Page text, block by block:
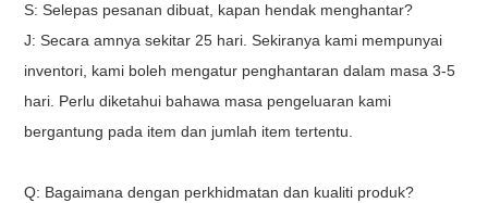
S: Selepas pesanan dibuat, kapan hendak menghantar?
J: Secara amnya sekitar 25 hari. Sekiranya kami mempunyai
inventori, kami boleh mengatur penghantaran dalam masa 3-5
hari. Perlu diketahui bahawa masa pengeluaran kami
bergantung pada item dan jumlah item tertentu.
Q: Bagaimana dengan perkhidmatan dan kualiti produk?